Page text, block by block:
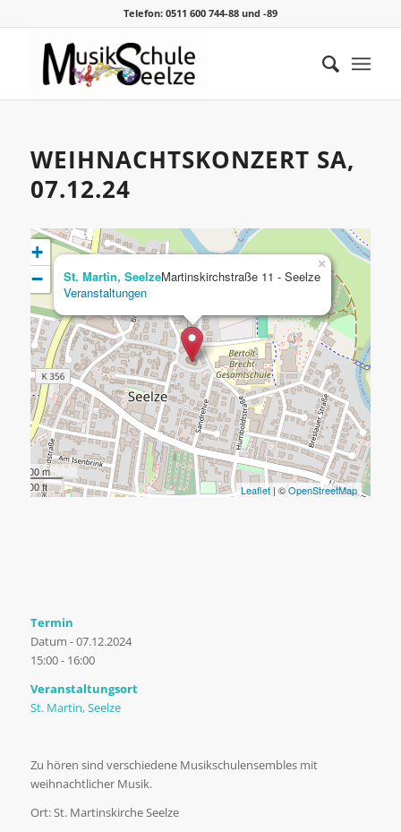
Telefon: 0511 600 744-88 und -89
WEIHNACHTSKONZERT SA,
07.12.24
St. Martin, SeelzeMartinskirchstraße 11 - Seelze
Veranstaltungen
×
+
−
200 m
500 ft
Leaflet | ©OpenStreetMap
Termin
Datum - 07.12.2024
15:00 - 16:00
Veranstaltungsort
St. Martin, Seelze
Zu hören sind verschiedene Musikschulensembles mit
weihnachtlicher Musik.
Ort: St. Martinskirche Seelze